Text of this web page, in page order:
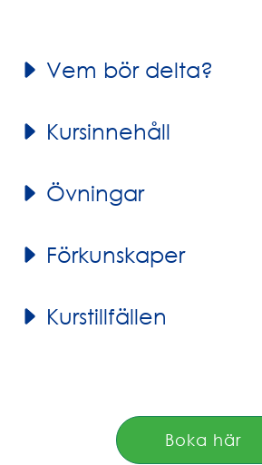
Vem bör delta?
Kursinnehåll
Övningar
Förkunskaper
Kurstillfällen
Boka här